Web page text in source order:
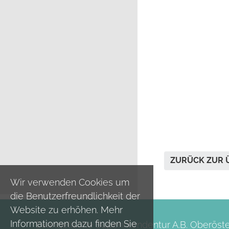
Wir verwenden Cookies um
die Benutzerfreundlichkeit der
Website zu erhöhen. Mehr
Informationen dazu finden Sie
ZURÜCK ZUR
Evangelische Superintendentur A.B.